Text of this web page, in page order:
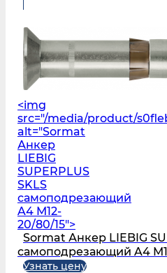
<img
src="/media/product/
alt="Sormat
Анкер
LIEBIG
SUPERPLUS
SKLS
самоподрезающий
A4 M12-
20/80/15">
Sormat Анкер LIEBIG
самоподрезающий A4
Узнать цену